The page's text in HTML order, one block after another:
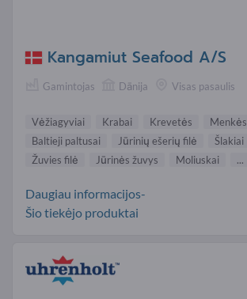
Kangamiut Seafood A/S
Gamintojas Dānija Visas pasaulis
Vėžiagyviai Krabai Krevetės
Menkės
Baltieji paltusai
Jūrinių ešerių filė
Šlakiai
Žuvies filė
Jūrinės žuvys Moliuskai ...
Daugiau informacijos-
Šio tiekėjo produktai